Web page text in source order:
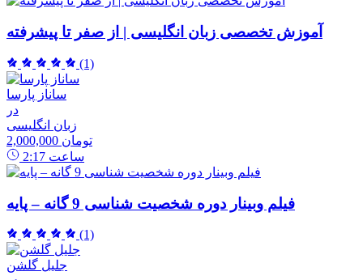
آموزش تخصصی زبان انگلیسی | از صفر تا پیشرفته
(1)
ساناز پارسا
در
زبان انگلیسی
2,000,000 تومان
2:17 ساعت
فیلم وبینار دوره شخصیت شناسی 9 گانه – پایه
(1)
جلیل گلشن